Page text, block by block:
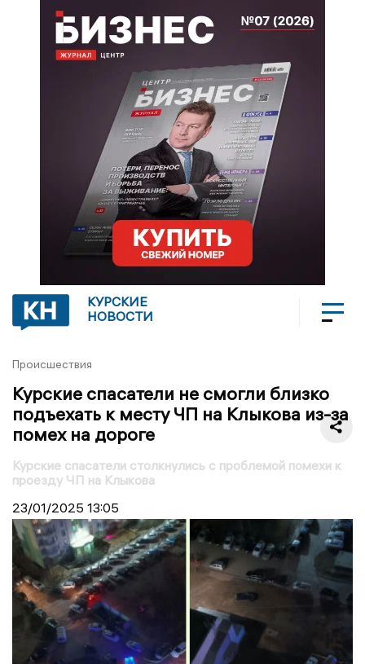
КУРСКИЕ
НОВОСТИ
Происшествия
Курские спасатели не смогли близко
подъехать к месту ЧП на Клыкова из-за
помех на дороге
Курские спасатели столкнулись с проблемой помехи к
проезду ЧП на Клыкова
23/01/2025 13:05